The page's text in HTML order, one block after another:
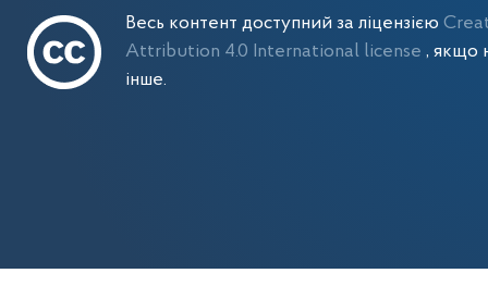
Весь контент доступний за ліцензією
Attribution 4.0 International license , якщо
інше.